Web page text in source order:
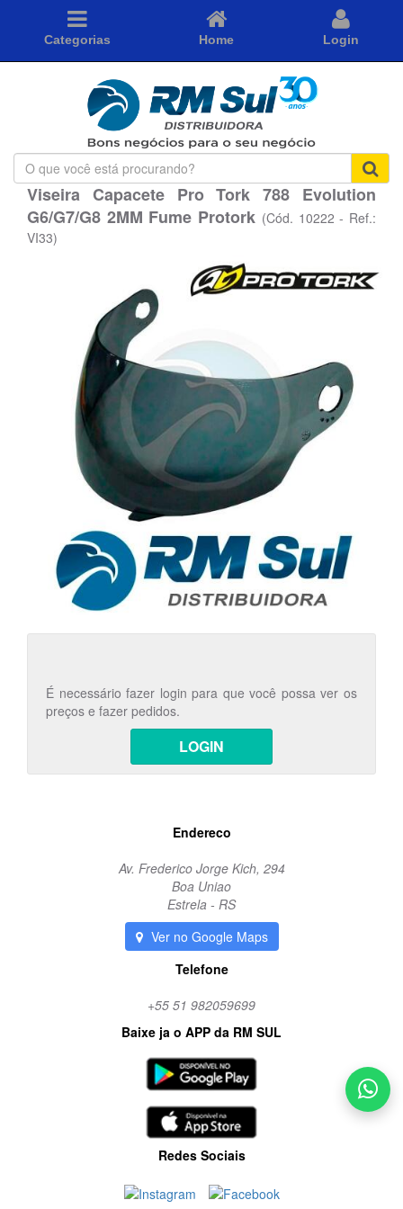
Categorias Home Login
O
que
você
está
procurando?
Viseira Capacete Pro Tork 788 Evolution
G6/G7/G8 2MM Fume Protork (Cód. 10222 - Ref.:
VI33)
É necessário fazer login para que você possa ver os
preços e fazer pedidos.
LOGIN
Endereco
Av. Frederico Jorge Kich, 294
Boa Uniao
Estrela - RS
Ver no Google Maps
Telefone
+55 51 982059699
Baixe ja o APP da RM SUL
Redes Sociais